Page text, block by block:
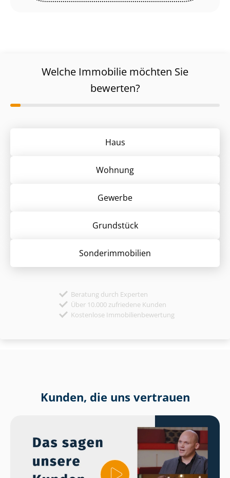
Welche Immobilie möchten Sie
bewerten?
Haus
Wohnung
Gewerbe
Grund­stück
Sonder­immobilien
Beratung durch Experten
Über 10.000 zufriedene Kunden
Kostenlose Immobilienbewertung
Kunden, die uns vertrauen